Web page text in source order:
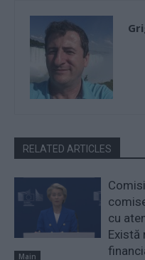
RELATED ARTICLES
Main
cu
Există